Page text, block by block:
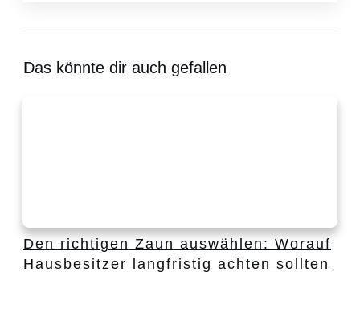
Das könnte dir auch gefallen
Den richtigen Zaun auswählen: Worauf
Hausbesitzer langfristig achten sollten